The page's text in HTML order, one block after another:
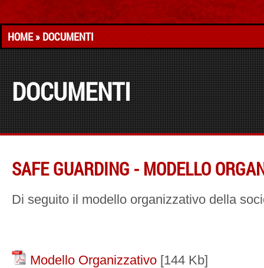
HOME» DOCUMENTI
DOCUMENTI
SAFE GUARDING - MODELLO
Di seguito il modello organizzativo della
Modello Organizzativo [144 Kb]